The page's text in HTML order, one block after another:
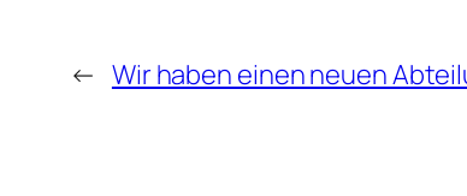
← Wir haben einen neuen